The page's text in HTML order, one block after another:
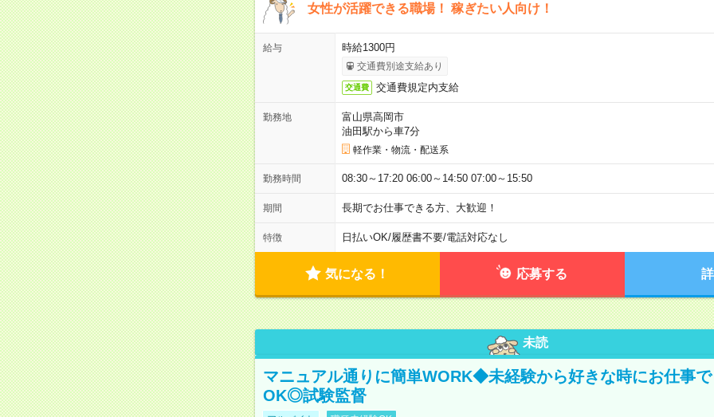
女性が活躍できる職場！ 稼ぎたい人向け！
給与 時給1300円
交通費別途支給あり
交通費 交通費規定内支給
勤務地
富山県高岡市
油田駅から車7分
軽作業・物流・配送系
勤務時間 08:30～17:20 06:00～14:50 07:00～15:50
期間 長期でお仕事できる方、大歓迎！
特徴 日払いOK/履歴書不要/電話対応なし
気になる！ 応募する
未読
マニュアル通りに簡単WORK◆未経験から好きな時にお仕事
OK◎試験監督